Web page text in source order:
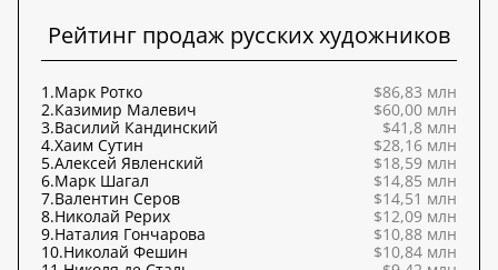
Рейтинг продаж русских художников
1.Марк Ротко
$86,83 млн
2.Казимир Малевич
$60,00 млн
3.Василий Кандинский
$41,8 млн
4.Хаим Сутин
$28,16 млн
5.Алексей Явленский
$18,59 млн
6.Марк Шагал
$14,85 млн
7.Валентин Серов
$14,51 млн
8.Николай Рерих
$12,09 млн
9.Наталия Гончарова
$10,88 млн
10.Николай Фешин
$10,84 млн